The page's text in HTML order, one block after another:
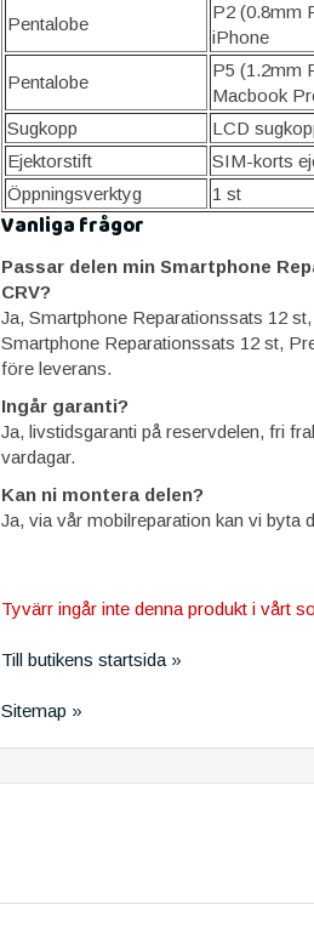
Pentalobe
P2 (0.8mm
iPhone
Pentalobe
P5 (1.2mm
Macbook
Sugkopp
LCD
Ejektorstift
SIM-korts
Öppningsverktyg
1 st
Vanliga frågor
Passar delen min Smartphone
CRV?
Ja, Smartphone Reparationssats 12
Smartphone Reparationssats 12 st,
före leverans.
Ingår garanti?
Ja, livstidsgaranti på reservdelen, fri
vardagar.
Kan ni montera delen?
Ja, via vår mobilreparation kan vi byta
Tyvärr ingår inte denna produkt i vårt
Till butikens startsida »
Sitemap »